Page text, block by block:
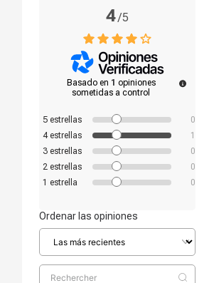
4/5
Basado en 1 opiniones
sometidas a control
5 estrellas
0
4estrellas
1
3 estrellas
0
2 estrellas
0
1 estrella 0
Ordenar las opiniones